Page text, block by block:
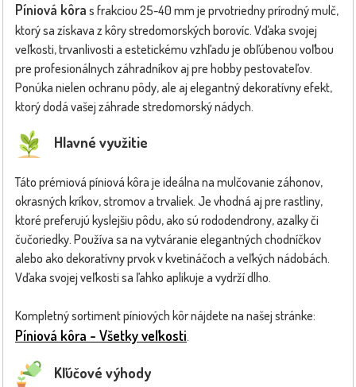
Píniová kôra s frakciou 25-40 mm je prvotriedny prírodný mulč,
ktorý sa získava z kôry stredomorských borovíc. Vďaka svojej
veľkosti, trvanlivosti a estetickému vzhľadu je obľúbenou voľbou
pre profesionálnych záhradníkov aj pre hobby pestovateľov.
Ponúka nielen ochranu pôdy, ale aj elegantný dekoratívny efekt,
ktorý dodá vašej záhrade stredomorský nádych.
Hlavné využitie
Táto prémiová píniová kôra je ideálna na mulčovanie záhonov,
okrasných kríkov, stromov a trvaliek. Je vhodná aj pre rastliny,
ktoré preferujú kyslejšiu pôdu, ako sú rododendrony, azalky či
čučoriedky. Používa sa na vytváranie elegantných chodníčkov
alebo ako dekoratívny prvok v kvetináčoch a veľkých nádobách.
Vďaka svojej veľkosti sa ľahko aplikuje a vydrží dlho.
Kompletný sortiment píniových kôr nájdete na našej stránke:
Píniová kôra - Všetky veľkosti.
Kľúčové výhody